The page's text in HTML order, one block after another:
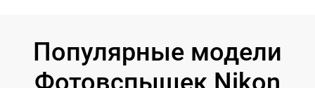
Популярные модели
Фотовспышек Nikon